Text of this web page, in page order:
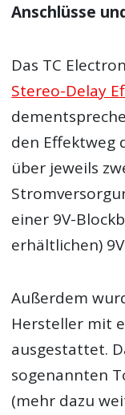
Anschlüsse
Das TC
Stereo-Delay
den Effektweg
über jeweils
einer 9V-
erhältlichen)
Außerdem
Hersteller mit
ausgestattet.
sogenannten
(mehr dazu